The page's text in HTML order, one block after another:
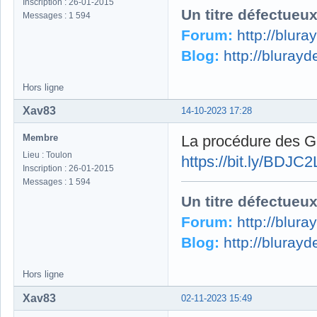
Messages : 1 594
Un titre
Forum: http://
Blog: http://
Hors ligne
14-10-2023 17:28
Xav83
Membre
Lieu : Toulon
Inscription : 26-01-2015
Messages : 1 594
La procédure des
https://bit.ly/
Un titre
Forum: http://
Blog: http://
Hors ligne
02-11-2023 15:49
Xav83